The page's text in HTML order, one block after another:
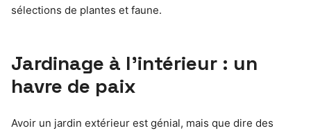
sélections de plantes et faune.
Jardinage à l’intérieur : un
havre de paix
Avoir un jardin extérieur est génial, mais que dire des